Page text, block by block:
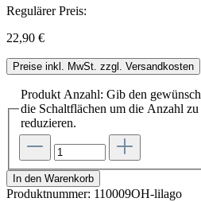
Regulärer Preis:
22,90 €
Preise inkl. MwSt. zzgl. Versandkosten
Produkt Anzahl: Gib den
die Schaltflächen um die Anzahl zu
reduzieren.
In den Warenkorb
Produktnummer: 110009OH-lilago